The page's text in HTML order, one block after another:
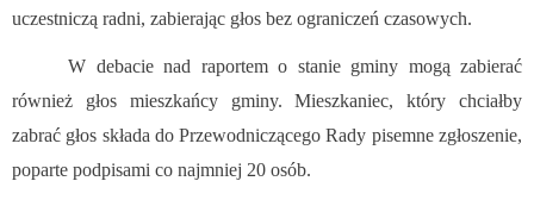
uczestniczą radni, zabierając głos bez ograniczeń czasowych.
W debacie nad raportem o stanie gminy mogą zabierać
również głos mieszkańcy gminy. Mieszkaniec, który chciałby
zabrać głos składa do Przewodniczącego Rady pisemne zgłoszenie,
poparte podpisami co najmniej 20 osób.